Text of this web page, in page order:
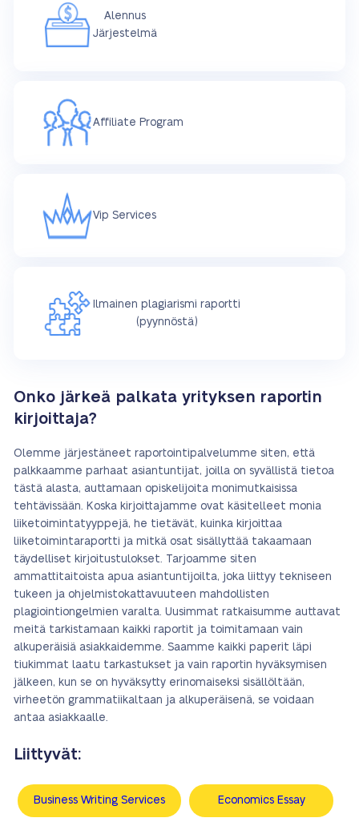
Alennus
Järjestelmä
Affiliate Program
Vip Services
Ilmainen plagiarismi raportti
(pyynnöstä)
Onko järkeä palkata yrityksen raportin
kirjoittaja?
Olemme järjestäneet raportointipalvelumme siten, että
palkkaamme parhaat asiantuntijat, joilla on syvällistä tietoa
tästä alasta, auttamaan opiskelijoita monimutkaisissa
tehtävissään. Koska kirjoittajamme ovat käsitelleet monia
liiketoimintatyyppejä, he tietävät, kuinka kirjoittaa
liiketoimintaraportti ja mitkä osat sisällyttää takaamaan
täydelliset kirjoitustulokset. Tarjoamme siten
ammattitaitoista apua asiantuntijoilta, joka liittyy tekniseen
tukeen ja ohjelmistokattavuuteen mahdollisten
plagiointiongelmien varalta. Uusimmat ratkaisumme auttavat
meitä tarkistamaan kaikki raportit ja toimitamaan vain
alkuperäisiä asiakkaidemme. Saamme kaikki paperit läpi
tiukimmat laatu tarkastukset ja vain raportin hyväksymisen
jälkeen, kun se on hyväksytty erinomaiseksi sisällöltään,
virheetön grammatiikaltaan ja alkuperäisenä, se voidaan
antaa asiakkaalle.
Liittyvät:
Business Writing Services Economics Essay